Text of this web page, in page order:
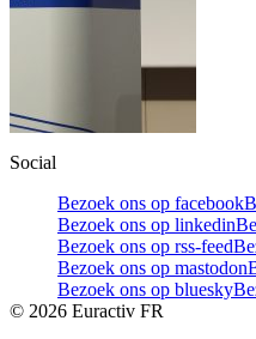
Social
Bezoek ons op facebook
Bezoek ons op linkedin
Bezoek ons op rss-feed
Bezoek ons op mastodon
Bezoek ons op bluesky
© 2026 Euractiv FR